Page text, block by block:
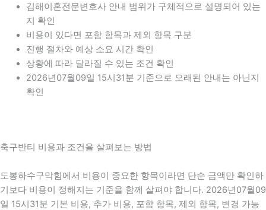
김해이혼전문변호사 안내 범위가 구체적으로 설명되어 있는
지 확인
비용이 있다면 포함 항목과 제외 항목 구분
진행 절차와 예상 소요 시간 확인
상황에 따라 달라질 수 있는 조건 확인
2026년07월09일 15시31분 기준으로 오래된 안내는 아닌지
확인
축구반티 비용과 조건을 살펴보는 방법
도봉하수구막힘에서 비용이 중요한 항목이라면 단순 금액만 확인하
기보다 비용이 정해지는 기준을 함께 살펴야 합니다. 2026년07월09
일 15시31분 기본 비용, 추가 비용, 포함 항목, 제외 항목, 변경 가능